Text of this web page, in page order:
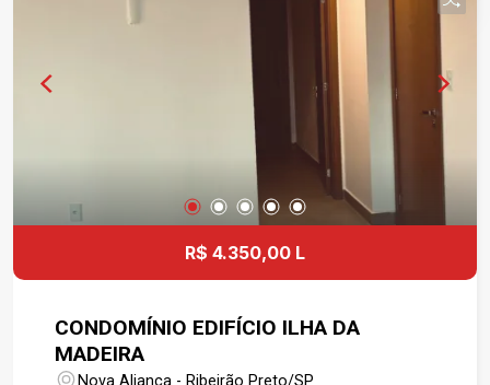
R$ 4.350,00 L
CONDOMÍNIO EDIFÍCIO ILHA DA
MADEIRA
Nova Aliança - Ribeirão Preto/SP